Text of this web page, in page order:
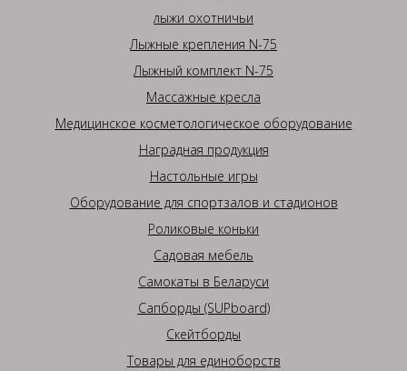
лыжи охотничьи
Лыжные крепления N-75
Лыжный комплект N-75
Массажные кресла
Медицинское косметологическое оборудование
Наградная продукция
Настольные игры
Оборудование для спортзалов и стадионов
Роликовые коньки
Садовая мебель
Самокаты в Беларуси
Сапборды (SUPboard)
Скейтборды
Товары для единоборств